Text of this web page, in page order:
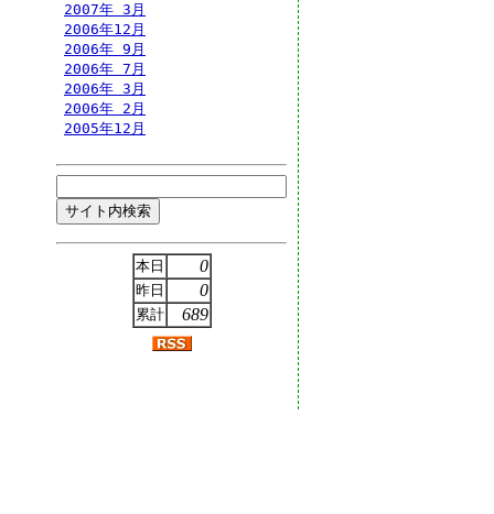
2007年 3月
2006年12月
2006年 9月
2006年 7月
2006年 3月
2006年 2月
2005年12月
本日 0
昨日 0
累計 689